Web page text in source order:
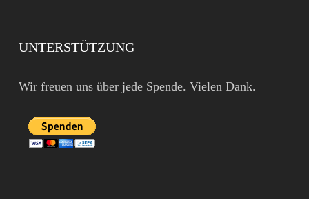
UNTERSTÜTZUNG
Wir freuen uns über jede Spende. Vielen Dank.